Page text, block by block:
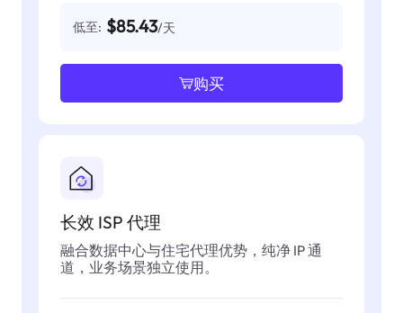
低至: $85.43/天
购买
长效 ISP 代理
融合数据中心与住宅代理优势，纯净 IP 通
道，业务场景独立使用。